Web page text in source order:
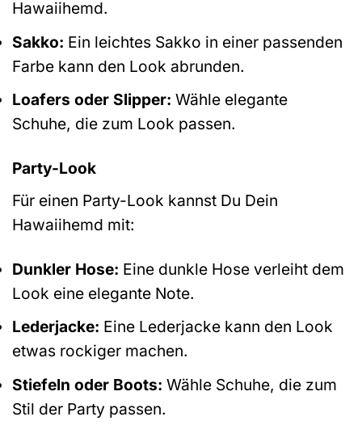
Hawaiihemd.
Sakko: Ein leichtes Sakko in einer passenden
Farbe kann den Look abrunden.
Loafers oder Slipper: Wähle elegante
Schuhe, die zum Look passen.
Party-Look
Für einen Party-Look kannst Du Dein
Hawaiihemd mit:
Dunkler Hose: Eine dunkle Hose verleiht dem
Look eine elegante Note.
Lederjacke: Eine Lederjacke kann den Look
etwas rockiger machen.
Stiefeln oder Boots: Wähle Schuhe, die zum
Stil der Party passen.